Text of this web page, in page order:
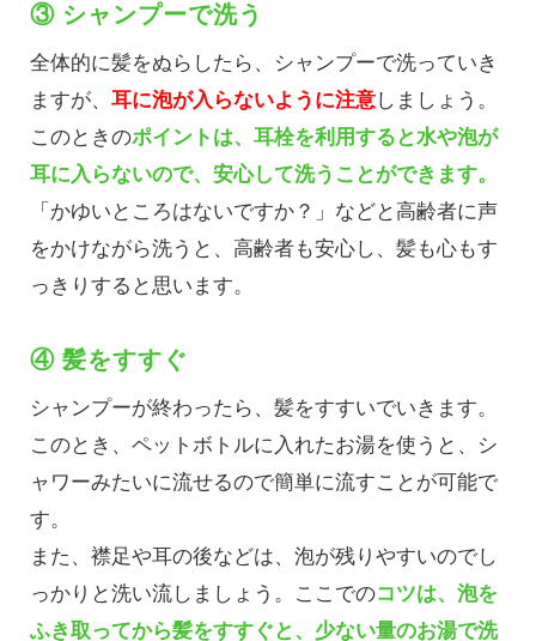
③ シャンプーで洗う
全体的に髪をぬらしたら、シャンプーで洗っていき
ますが、 耳に泡が入らないように注意しましょう。
このときのポイントは、耳栓を利用すると水や泡が
耳に入らないので、安心して洗うことができます。
「かゆいところはないですか？」などと高齢者に声
をかけながら洗うと、高齢者も安心し、髪も心もす
っきりすると思います。
④ 髪をすすぐ
シャンプーが終わったら、髪をすすいでいきます。
このとき、ペットボトルに入れたお湯を使うと、シ
ャワーみたいに流せるので簡単に流すことが可能で
す。
また、襟足や耳の後などは、泡が残りやすいのでし
っかりと洗い流しましょう。ここでのコツは、泡を
ふき取ってから髪をすすぐと、少ない量のお湯で洗